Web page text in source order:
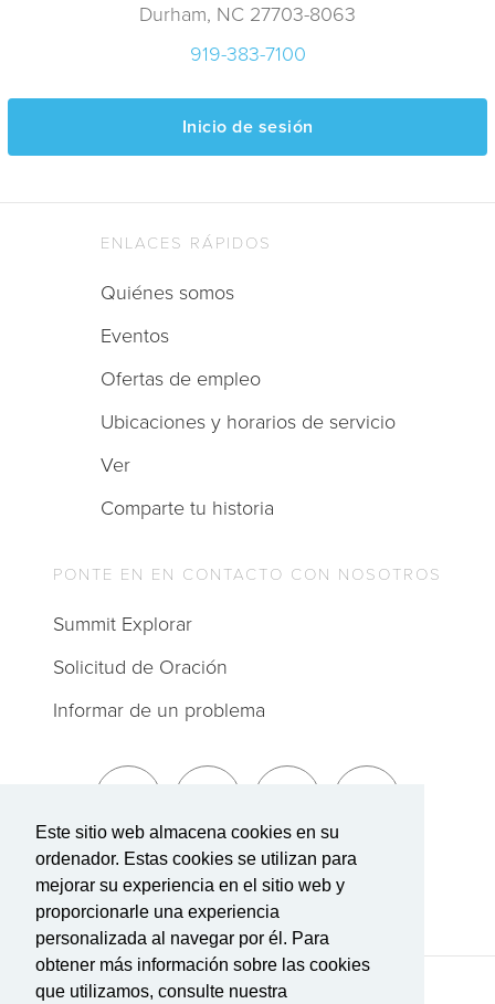
Este sitio web almacena cookies en su
ordenador. Estas cookies se utilizan para
mejorar su experiencia en el sitio web y
proporcionarle una experiencia
personalizada al navegar por él. Para
obtener más información sobre las cookies
que utilizamos, consulte nuestra
Durham, NC 27703-8063
919-383-7100
Inicio de sesión
Suscríbete a The Summit
ENLACES RÁPIDOS
Quiénes somos
Eventos
Ofertas de empleo
Ubicaciones y horarios de servicio
Ver
Comparte tu historia
PONTE EN EN CONTACTO CON NOSOTROS
Summit Explorar
Solicitud de Oración
Informar de un problema
Términos de Servicio|Política de privacidad